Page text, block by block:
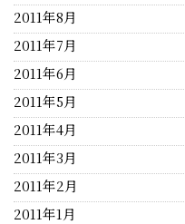
2011年8月
2011年7月
2011年6月
2011年5月
2011年4月
2011年3月
2011年2月
2011年1月